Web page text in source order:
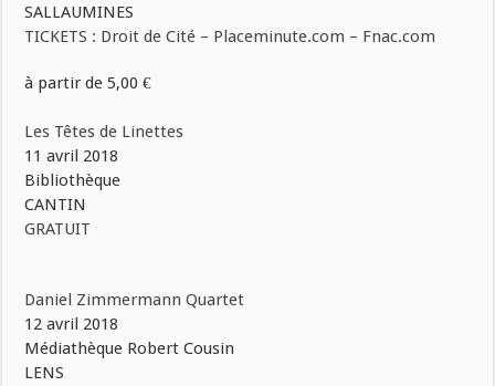
SALLAUMINES
TICKETS : Droit de Cité – Placeminute.com – Fnac.com
à partir de 5,00 €
Les Têtes de Linettes
11 avril 2018
Bibliothèque
CANTIN
GRATUIT
Daniel Zimmermann Quartet
12 avril 2018
Médiathèque Robert Cousin
LENS